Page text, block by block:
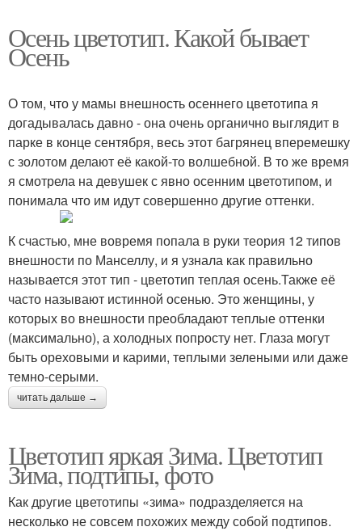
Осень цветотип. Какой бывает
Осень
О том, что у мамы внешность осеннего цветотипа я
догадывалась давно - она очень органично выглядит в
парке в конце сентября, весь этот багрянец вперемешку
с золотом делают её какой-то волшебной. В то же время
я смотрела на девушек с явно осенним цветотипом, и
понимала что им идут совершенно другие оттенки.
К счастью, мне вовремя попала в руки теория 12 типов
внешности по Манселлу, и я узнала как правильно
называется этот тип - цветотип теплая осень.Также её
часто называют истинной осенью. Это женщины, у
которых во внешности преобладают теплые оттенки
(максимально), а холодных попросту нет. Глаза могут
быть ореховыми и карими, теплыми зелеными или даже
темно-серыми.
читать дальше →
Цветотип яркая Зима. Цветотип
Зима, подтипы, фото
Как другие цветотипы «зима» подразделяется на
несколько не совсем похожих между собой подтипов.